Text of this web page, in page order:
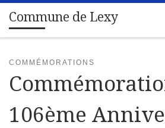
Passer au contenu
Commune de Lexy
COMMÉMORATIONS
106ème